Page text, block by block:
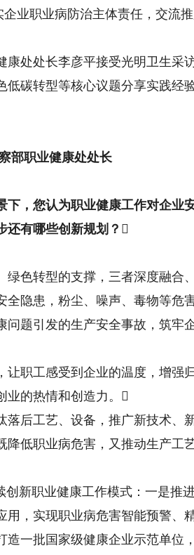
业职业病防治主体责任，交流
处处长李彦平接受光明卫生采
碳转型等核心议题分享实践经
部职业健康处处长
下，您认为职业健康工作对企业
还有哪些创新规划？
色转型的支撑，三者深度融合
隐患，粉尘、噪声、毒物等危
题引发的生产安全事故，筑牢
职工感受到企业的温度，增强
业的热情和创造力。
后工艺、设备，推广新技术、
低职业病危害，又推动生产工
新职业健康工作模式：一是推
，实现职业病危害智能预警、
一批国家级健康企业示范单位